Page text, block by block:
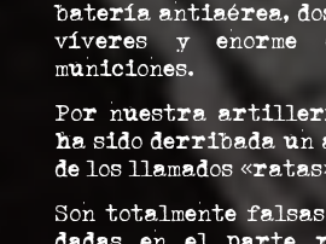
batería antiaérea,
víveres y enorme
municiones.
Por nuestra
ha sido derribada un
de los llamados
Son totalmente